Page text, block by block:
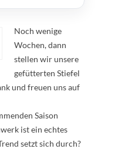
Noch wenige
Wochen, dann
stellen wir unsere
gefütterten Stiefel
und freuen uns auf
Saison
ist ein echtes
setzt sich durch?